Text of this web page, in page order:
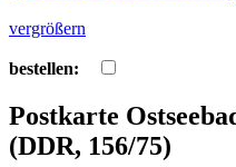
vergrößern
bestellen:
Postkarte
(DDR, 156/75)